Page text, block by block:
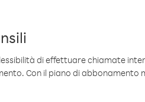
di effettuare chiamate
Con il piano di